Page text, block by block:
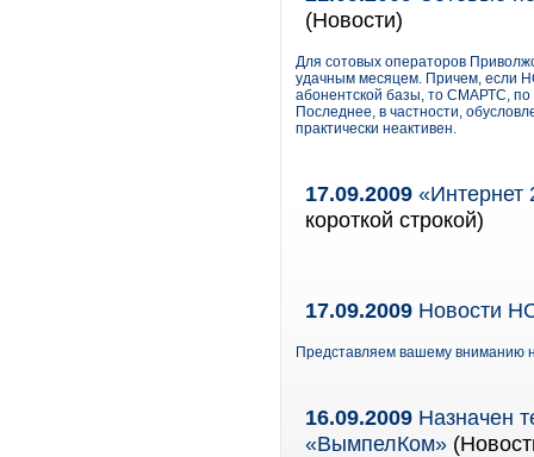
(Новости)
Для сотовых операторов
удачным месяцем. Причем, если
абонентской базы, то СМАРТС, по
Последнее, в частности,
практически неактивен.
17.09.2009 «Интернет
короткой строкой)
17.09.2009 Новости
Представляем вашему вниманию
16.09.2009 Назначен
«ВымпелКом»